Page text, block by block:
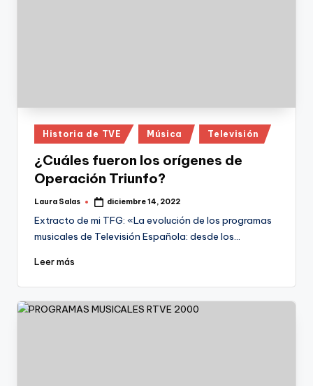
Publicado
en
Historia de TVE Música Televisión
¿Cuáles fueron los orígenes de
Operación Triunfo?
Publicado
Laura Salas diciembre 14, 2022
Extracto de mi TFG: «La evolución de los programas
musicales de Televisión Española: desde los…
Leer más